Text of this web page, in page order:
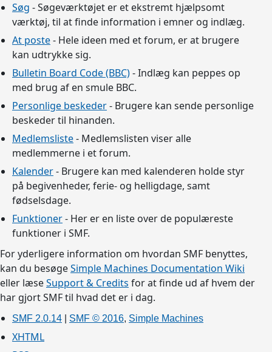
Søg - Søgeværktøjet er et ekstremt hjælpsomt
værktøj, til at finde information i emner og indlæg.
At poste- Hele ideen med et forum, er at brugere
kan udtrykke sig.
Bulletin Board Code (BBC)- Indlæg kan peppes op
med brug af en smule BBC.
Personlige beskeder- Brugere kan sende personlige
beskeder til hinanden.
Medlemsliste- Medlemslisten viser alle
medlemmerne i et forum.
Kalender- Brugere kan med kalenderen holde styr
på begivenheder, ferie- og helligdage, samt
fødselsdage.
Funktioner- Her er en liste over de populæreste
funktioner i SMF.
For yderligere information om hvordan SMF benyttes,
kan du besøgeSimple Machines Documentation Wiki
eller læseSupport & Credits for at finde ud af hvem der
har gjort SMF til hvad det er i dag.
SMF 2.0.14 SMF © 2016, Simple Machines
XHTML